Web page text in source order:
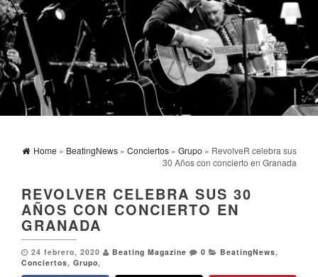
Home » BeatingNews » Conciertos » Grupo » RevolveR celebra sus
30 Años con concierto en Granada
REVOLVER CELEBRA SUS 30
AÑOS CON CONCIERTO EN
GRANADA
24 febrero, 2020 Beating Magazine 0 BeatingNews,
Conciertos, Grupo,